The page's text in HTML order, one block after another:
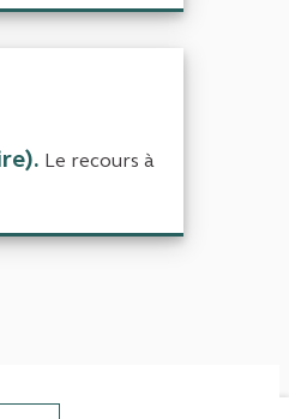
Le recours à